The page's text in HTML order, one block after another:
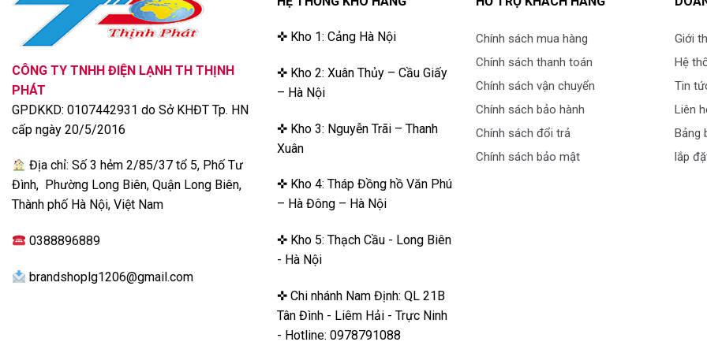
Việc sử dụng bản lề âm cải tiến giúp mở tủ dễ dàng ngay cả khi cửa tủ được thiết kế mỏng hơn hay đặt
ở những vị trí sát tường, sát tủ bếp…
LG F56BG sử hữu dung tích lớn tới 580 lít, phù hợp sử dụng cho gia đình có đông người trên 5 thành
CÔNG TY TNHH ĐIỆN LẠNH TH THỊNH
PHÁT
GPDKKD: 0107442931 do Sở KHĐT Tp. HN
cấp ngày 20/5/2016
Địa chỉ: Số 3 hẻm 2/85/37 tổ 5, Phố Tư
Đình, Phường Long Biên, Quận Long Biên,
Thành phố Hà Nội, Việt Nam
0388896889
brandshoplg1206@gmail.com
✜ Kho 1: Cảng Hà Nội
✜ Kho 2: Xuân Thủy – Cầu Giấy
– Hà Nội
✜ Kho 3: Nguyễn Trãi – Thanh
Xuân
✜ Kho 4: Tháp Đồng hồ Văn Phú
– Hà Đông – Hà Nội
✜ Kho 5: Thạch Cầu - Long Biên
- Hà Nội
✜ Chi nhánh Nam Định: QL 21B
Tân Đình - Liêm Hải - Trực Ninh
- Hotline: 0978791088
Chính sách mua hàng
Chính sách thanh toán
Chính sách vận chuyển
Chính sách bảo hành
Chính sách đổi trả
Chính sách bảo mật
Giới
Hệ
Tin
Liên
Bảng
lắp